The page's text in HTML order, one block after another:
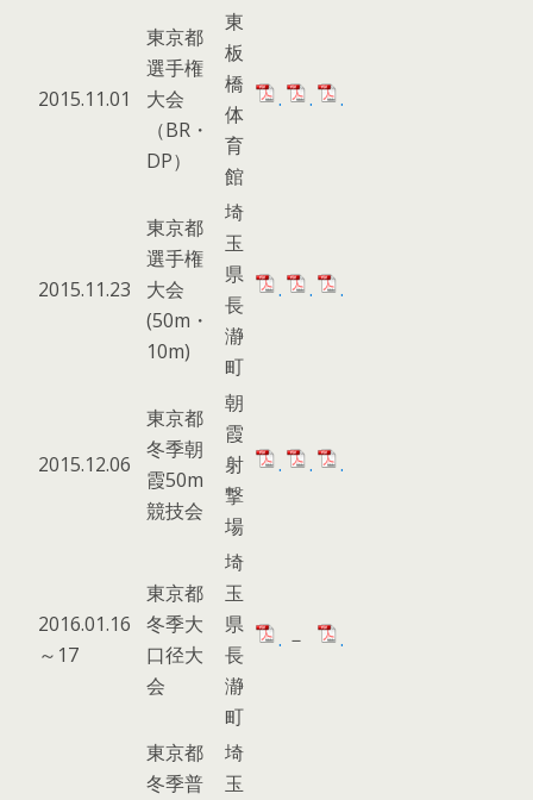
2015.11.01
東京都
選手権
大会
（BR・
DP）
東
板
橋
体
育
館
. . .
2015.11.23
東京都
選手権
大会
(50m・
10m)
埼
玉
県
長
瀞
町
. . .
2015.12.06
東京都
冬季朝
霞50m
競技会
朝
霞
射
撃
場
. . .
2016.01.16
～17
東京都
冬季大
口径大
会
埼
玉
県
長
瀞
町
. － .
東京都
冬季普
埼
玉